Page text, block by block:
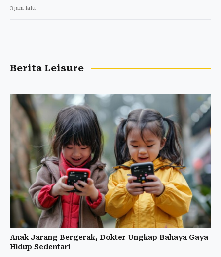
3 jam lalu
Berita Leisure
Anak Jarang Bergerak, Dokter Ungkap Bahaya Gaya
Hidup Sedentari